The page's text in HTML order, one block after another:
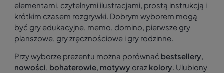
elementami, czytelnymi ilustracjami, prostą instrukcją i
krótkim czasem rozgrywki. Dobrym wyborem mogą
być gry edukacyjne, memo, domino, pierwsze gry
planszowe, gry zręcznościowe i gry rodzinne.
Przy wyborze prezentu można porównać bestsellery,
nowości, bohaterowie, motywy oraz kolory. Ulubiony